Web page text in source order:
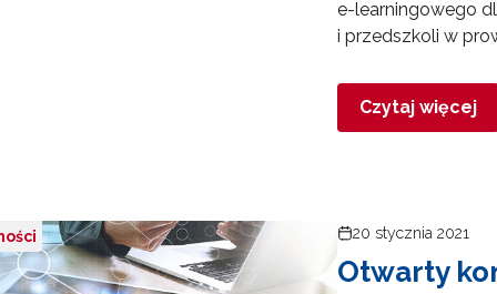
tworzenia szkół ćwiczeń"
programów nauczania"
i odbiór zestawów narzędzi edukacyjnych"
i odbiór produktów projektów konkursowych z Działania 2.14"
e-learningowego
i przedszkoli w
Czytaj więcej
20 stycznia 2021
Otwarty